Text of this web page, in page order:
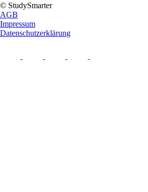
© StudySmarter
AGB
Impressum
Datenschutzerklärung